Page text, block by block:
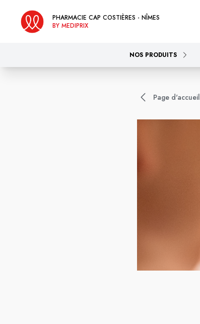
PHARMACIE CAP COSTIÈRES - NÎMES
BY MEDIPRIX
NOS PRODUITS
Page d'accueil